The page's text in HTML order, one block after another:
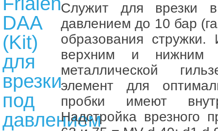
Служит для врезки
давлением до 10 бар
образования
верхним и нижним
металлической
элемент для
пробки имеют
Надстройка врезного